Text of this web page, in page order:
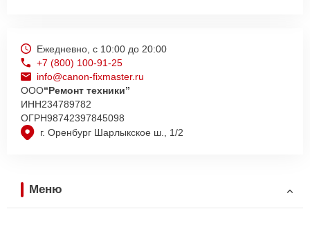
г. Оренбург Шарлыкское ш., 1/2
Ежедневно, с 10:00 до 20:00
+7 (800) 100-91-25
info@canon-fixmaster.ru
ООО“Ремонт техники”
ИНН234789782
ОГРН98742397845098
Меню